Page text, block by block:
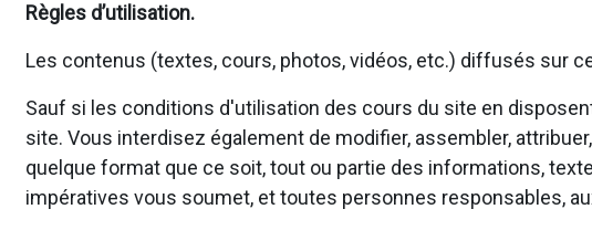
Règles d’utilisation.
Les contenus (textes, cours, photos, vidéos, etc.) diffusés sur
Sauf si les conditions d'utilisation des cours du site en
site. Vous interdisez également de modifier, assembler,
quelque format que ce soit, tout ou partie des informations,
impératives vous soumet, et toutes personnes responsables,